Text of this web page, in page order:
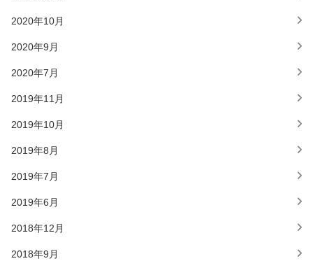
2020年10月
2020年9月
2020年7月
2019年11月
2019年10月
2019年8月
2019年7月
2019年6月
2018年12月
2018年9月